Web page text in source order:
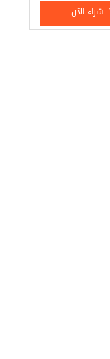
شراء الآن